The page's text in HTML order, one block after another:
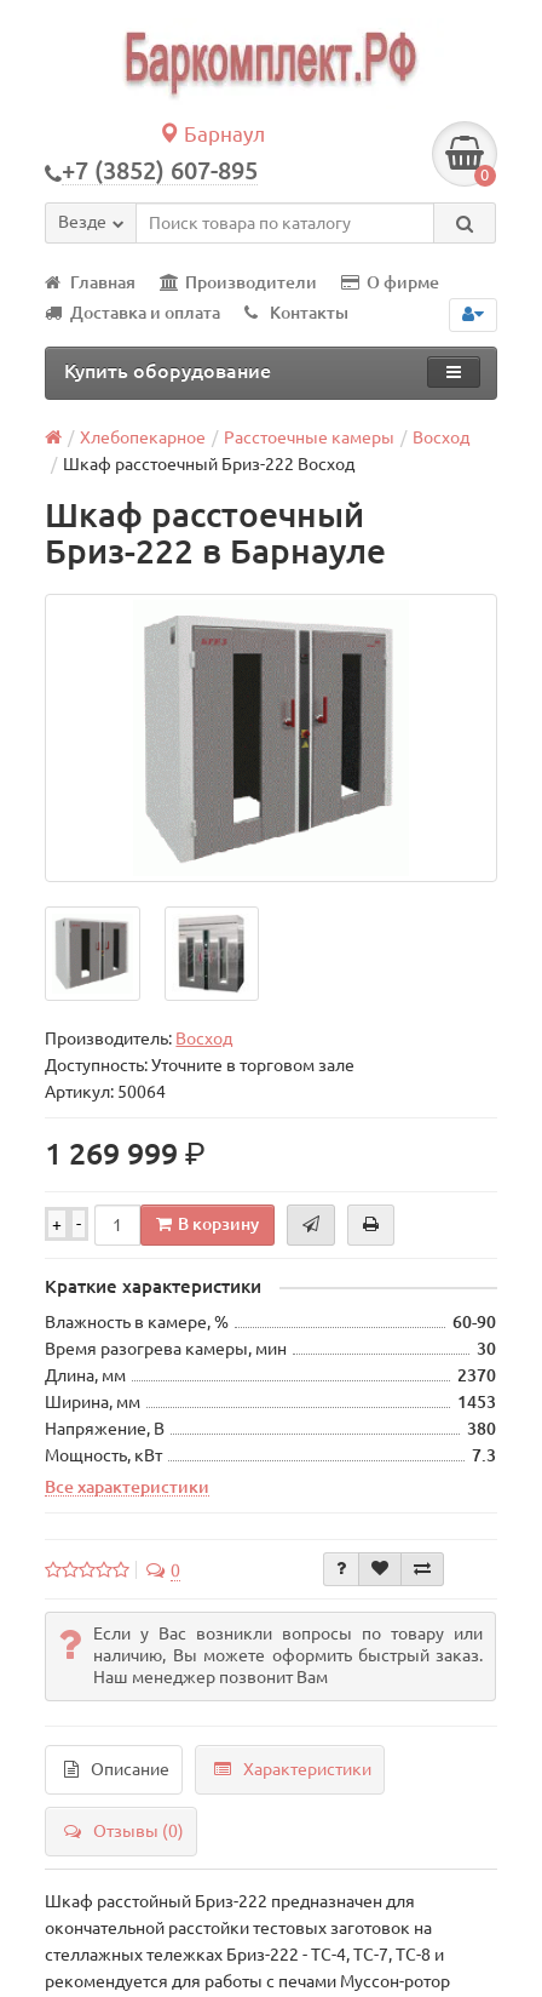
Барнаул
+7 (3852) 607-895 0
Везде
Главная Производители
О фирме
Доставка и оплата
Контакты
Купить оборудование
Хлебопекарное Расстоечные камеры
Восход
Шкаф расстоечный Бриз-222 Восход
Шкаф расстоечный
Бриз-222 в Барнауле
Производитель: Восход
Доступность: Уточните в торговом зале
Артикул: 50064
1 269 999р.
+ - В корзину
Краткие характеристики
Влажность в камере, %
60-90
Время разогрева камеры, мин
30
Длина, мм
2370
Ширина, мм
1453
Напряжение, В
380
Мощность, кВт
7.3
Все характеристики
0
Если у Вас возникли вопросы по товару или
наличию, Вы можете оформить быстрый заказ.
Наш менеджер позвонит Вам
Описание Характеристики
Отзывы (0)
Шкаф расстойный Бриз-222 предназначен для
окончательной расстойки тестовых заготовок на
стеллажных тележках Бриз-222 - ТС-4, ТС-7, ТС-8 и
рекомендуется для работы с печами Муссон-ротор